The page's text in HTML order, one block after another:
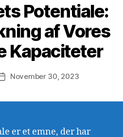
Potentiale:
af Vores
Kapaciteter
PostNovember 30, 2023
er et emne, der har